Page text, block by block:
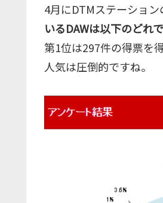
4月にDTMステーショ
いるDAWは以下のどれ
第1位は297件の得票を
人気は圧倒的ですね。